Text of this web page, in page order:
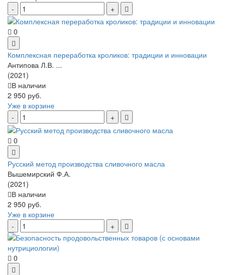
0
Комплексная переработка кроликов: традиции и инновации
Антипова Л.В. ...
(2021)
В наличии
2 950 руб.
Уже в корзине
0
Русский метод производства сливочного масла
Вышемирский Ф.А.
(2021)
В наличии
2 950 руб.
Уже в корзине
0